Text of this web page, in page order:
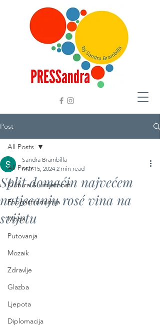
Post
All Posts
Kultura & umjetnost
Enogastronomija
Moda
Putovanja
Mozaik
Zdravlje
Glazba
Ljepota
Diplomacija
All Posts
Split domaćin najvećem
natjecanju rosé vina na
svijetu
Sandra Brambilla
Mar 15, 2024 2 min read